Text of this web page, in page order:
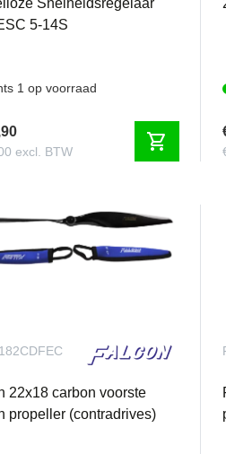
Snelheidsregelaar
5-14S
1 op voorraad
excl. BTW shopping_cart
22x18 carbon voorste
propeller (contradrives)